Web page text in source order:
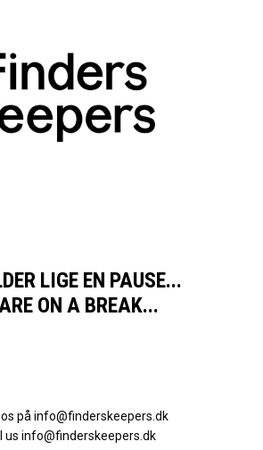
LIGE EN PAUSE...
ON A BREAK...
på info@finderskeepers.dk
us info@finderskeepers.dk